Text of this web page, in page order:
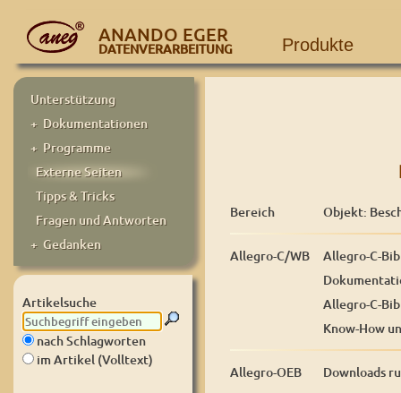
ANANDO EGER
DATENVERARBEITUNG Produkte
Unterstützung
+ Dokumentationen
+ Programme
Externe Seiten
Tipps & Tricks
Fragen und Antworten
+ Gedanken
Artikelsuche
nach Schlagworten
im Artikel (Volltext)
Bereich Objekt:
Allegro-C/WB
Allegro-C-
Allegro-C-
Know-How
Allegro-OEB Downloads